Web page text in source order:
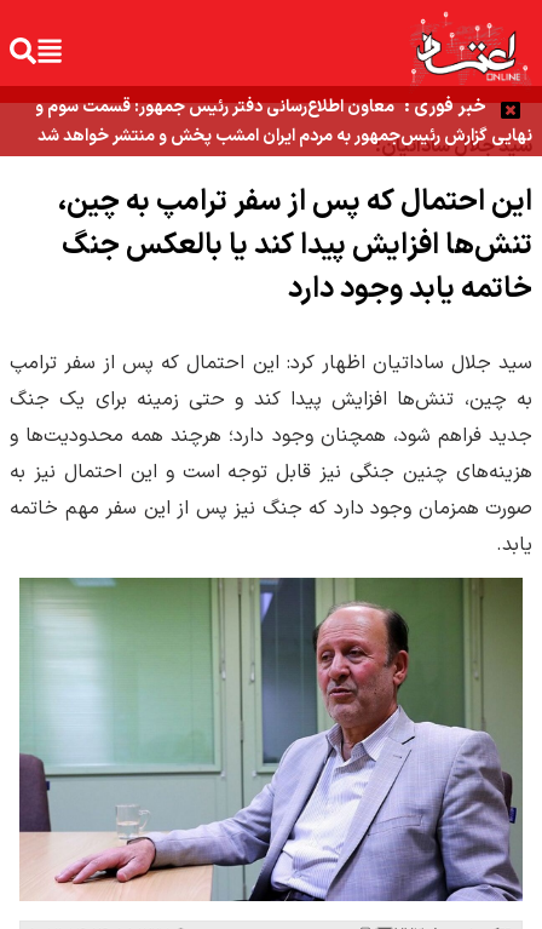
خبر فوری : معاون اطلاع‌رسانی دفتر رئیس جمهور: قسمت سوم و
نهایی گزارش رئیس‌جمهور به مردم ایران امشب پخش و منتشر خواهد شد
سید جلال ساداتیان:
این احتمال که پس از سفر ترامپ به چین،
تنش‌ها افزایش پیدا کند یا بالعکس جنگ
خاتمه یابد وجود دارد
سید جلال ساداتیان اظهار کرد: این احتمال که پس از سفر ترامپ
به چین، تنش‌ها افزایش پیدا کند و حتی زمینه برای یک جنگ
جدید فراهم شود، همچنان وجود دارد؛ هرچند همه محدودیت‌ها و
هزینه‌های چنین جنگی نیز قابل توجه است و این احتمال نیز به
صورت همزمان وجود دارد که جنگ نیز پس از این سفر مهم خاتمه
یابد.